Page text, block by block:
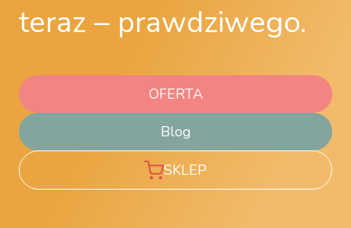
teraz – prawdziwego.
OFERTA
Blog
SKLEP